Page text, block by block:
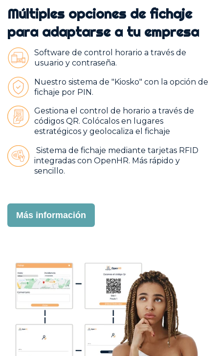
Múltiples opciones de fichaje
para adaptarse a tu empresa
Software de control horario a través de
usuario y contraseña.
Nuestro sistema de "Kiosko" con la opción de
fichaje por PIN.
Gestiona el control de horario a través de
códigos QR. Colócalos en lugares
estratégicos y geolocaliza el fichaje
Sistema de fichaje mediante tarjetas RFID
integradas con OpenHR. Más rápido y
sencillo.
Más información